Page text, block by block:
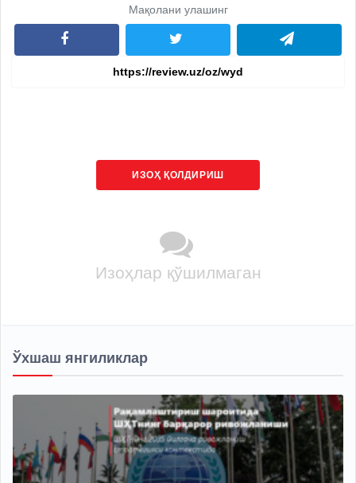
Мақолани улашинг
ИЗОҲ ҚОЛДИРИШ
Изоҳлар қўшилмаган
Ўхшаш янгиликлар